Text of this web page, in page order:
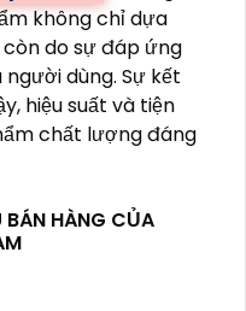
không chỉ dựa
do sự đáp ứng
dùng. Sự kết
hiệu suất và tiện
chất lượng đáng
HÀNG CỦA